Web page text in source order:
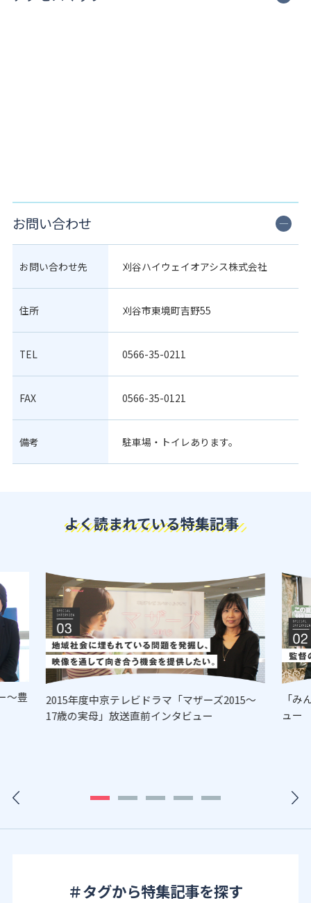
お問い合わせ
お問い合わせ先 刈谷ハイウェイオアシス株式会社
住所 刈谷市東境町吉野55
TEL 0566-35-0211
FAX 0566-35-0121
備考 駐車場・トイレあります。
よく読まれている特集記事
～豊
2015年度中京テレビドラマ「マザーズ2015～
17歳の実母」放送直前インタビュー
「
ュー
＃タグから特集記事を探す